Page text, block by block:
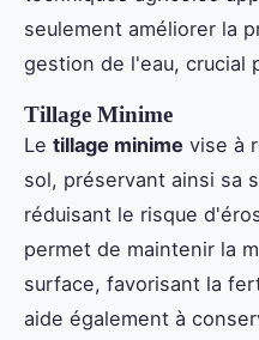
seulement améliorer la
gestion de l'eau, crucial
Tillage Minime
Le tillage minime vise à
sol, préservant ainsi sa
réduisant le risque
permet de maintenir la
surface, favorisant la
aide également à